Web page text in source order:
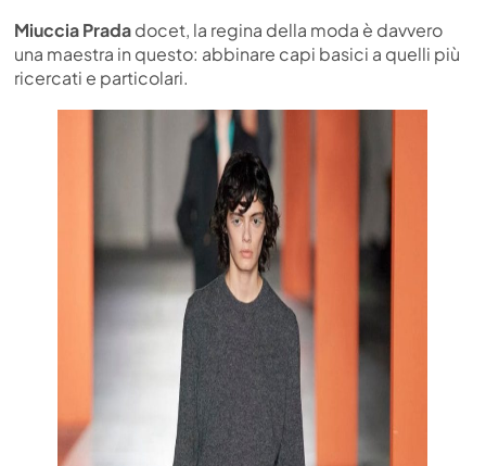
Miuccia Pradadocet, la regina della moda è davvero
una maestra in questo: abbinare capi basici a quelli più
ricercati e particolari.